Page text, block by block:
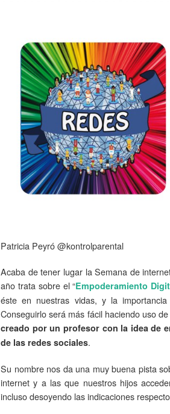
Patricia Peyró @kontrolparental
Acaba de tener lugar la Semana de
año trata sobre el “Empoderamiento
éste en nuestras vidas, y la
Conseguirlo será más fácil haciendo uso
creado por un profesor con la idea de
de las redes sociales.
Su nombre nos da una muy buena pista
internet y a las que nuestros hijos
incluso desoyendo las indicaciones